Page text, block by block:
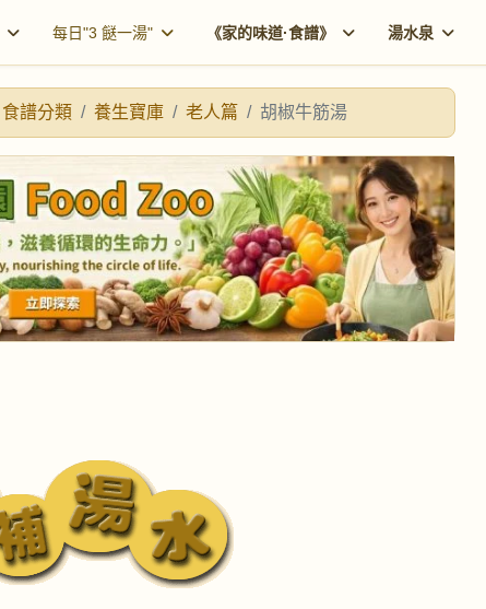
每日"3 餸一湯" 《家的味道·食譜》 湯水泉
食譜分類 養生寶庫 老人篇 胡椒牛筋湯